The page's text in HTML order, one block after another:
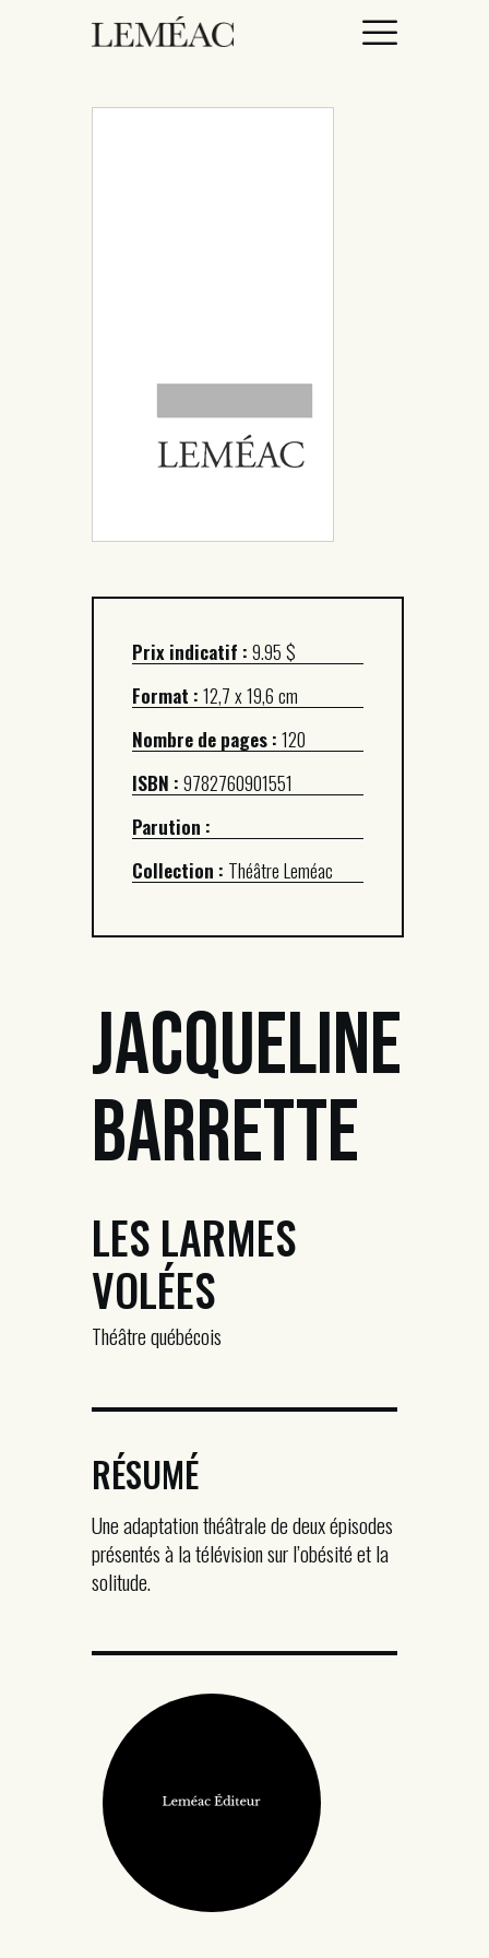
À PROPOS
Prix indicatif :9.95 $
Format :12,7 x 19,6 cm
Nombre de pages :120
ISBN :9782760901551
Parution :
Collection : Théâtre Leméac
Jacqueline
Barrette
LES LARMES
VOLÉES
Théâtre québécois
RÉSUMÉ
Une adaptation théâtrale de deux épisodes
présentés à la télévision sur l’obésité et la
solitude.